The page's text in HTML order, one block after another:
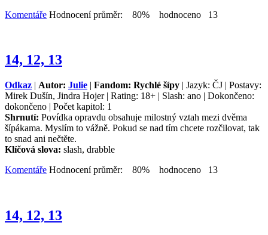
Komentáře Hodnocení průměr: 80% hodnoceno 13
14, 12, 13
Odkaz | Autor: Julie | Fandom: Rychlé šípy | Jazyk: ČJ | Postavy:
Mirek Dušín, Jindra Hojer | Rating: 18+ | Slash: ano | Dokončeno:
dokončeno | Počet kapitol: 1
Shrnutí: Povídka opravdu obsahuje milostný vztah mezi dvěma
šípákama. Myslím to vážně. Pokud se nad tím chcete rozčilovat, tak
to snad ani nečtěte.
Klíčová slova: slash, drabble
Komentáře Hodnocení průměr: 80% hodnoceno 13
14, 12, 13